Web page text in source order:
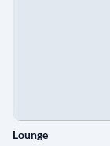
Lounge